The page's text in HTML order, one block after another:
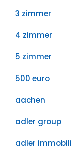
3 zimmer
4 zimmer
5 zimmer
500 euro
aachen
adler group
adler